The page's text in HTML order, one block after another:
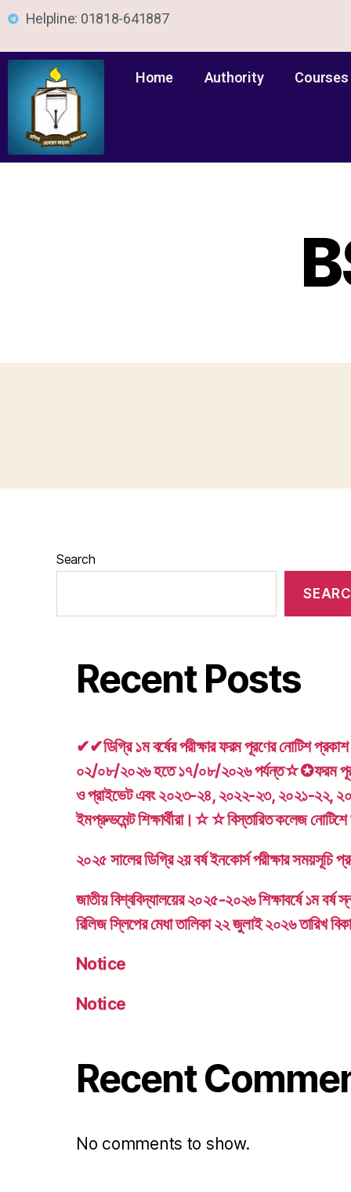
Helpline: 01818-641887
Home Authority Courses
Search
Recent Posts
✔✔ডিগ্রি ১ম বর্ষের পরীক্ষার ফরম পূরণের নোটিশ
০২/০৮/২০২৬ হতে ১৭/০৮/২০২৬ পর্যন্ত☆✪ফরম পূরণ
ও প্রাইভেট এবং ২০২৩-২৪, ২০২২-২৩, ২০২১-২২,
ইমপ্রুভমেন্ট শিক্ষার্থীরা।☆☆বিস্তারিত কলেজ
২০২৫ সালের ডিগ্রি ২য় বর্ষ ইনকোর্স পরীক্ষার সময়সূচি
জাতীয় বিশ্ববিদ্যালয়ের ২০২৫-২০২৬ শিক্ষাবর্ষে ১ম বর্ষ
রিলিজ স্লিপের মেধা তালিকা ২২ জুলাই ২০২৬ তারিখ
Notice
Notice
Recent
No comments to show.